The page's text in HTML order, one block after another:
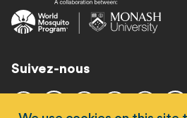
Suivez-nous